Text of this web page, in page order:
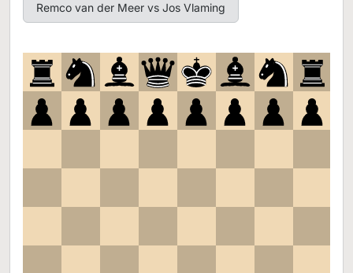
Remco van der Meer vs Jos Vlaming